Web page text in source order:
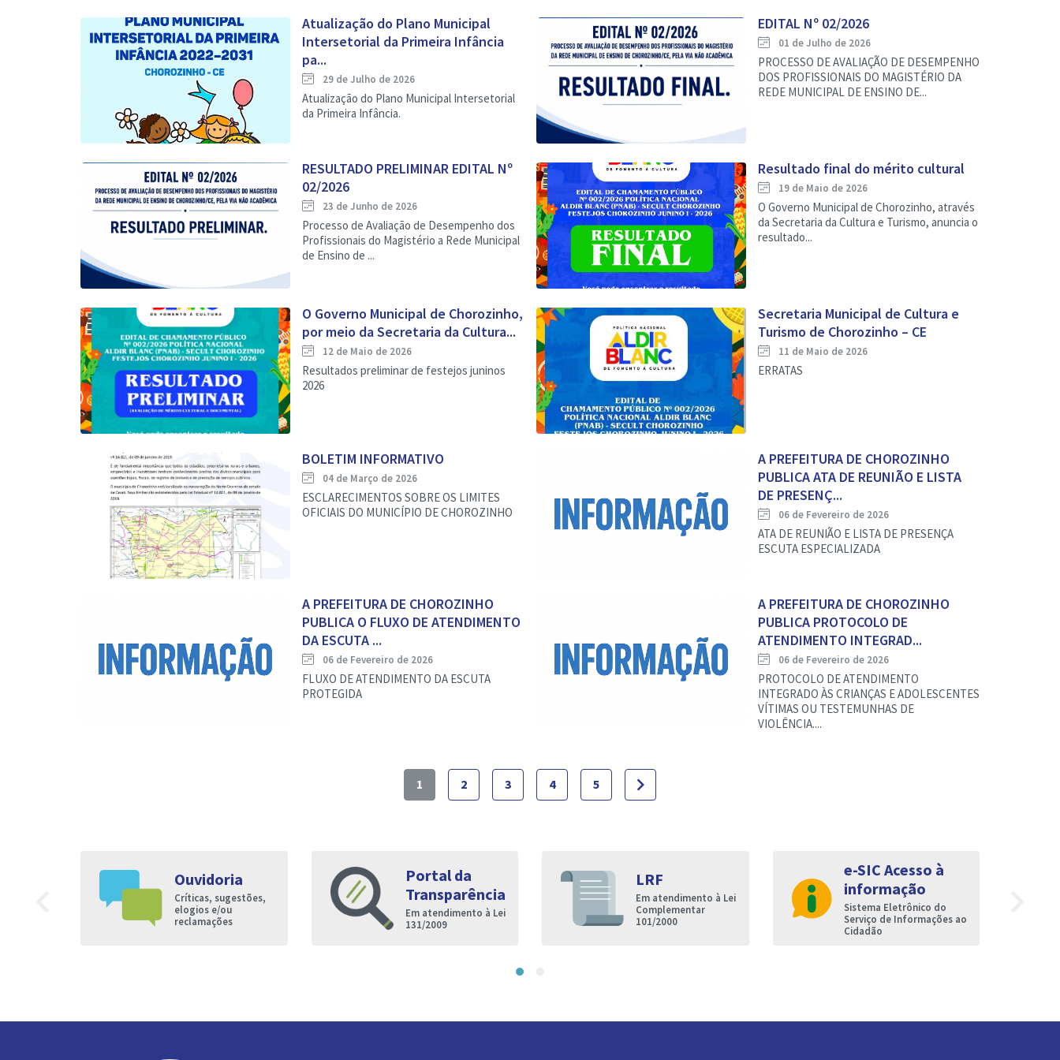
Atualização do Plano Municipal
Intersetorial da Primeira Infância
pa...
29 de Julho de 2026
Atualização do Plano Municipal Intersetorial
da Primeira Infância.
EDITAL Nº 02/2026
01 de Julho de 2026
PROCESSO DE AVALIAÇÃO DE DESEMPENHO
DOS PROFISSIONAIS DO MAGISTÉRIO DA
REDE MUNICIPAL DE ENSINO DE...
RESULTADO PRELIMINAR EDITAL Nº
02/2026
23 de Junho de 2026
Processo de Avaliação de Desempenho dos
Profissionais do Magistério a Rede Municipal
de Ensino de ...
Resultado final do mérito cultural
19 de Maio de 2026
O Governo Municipal de Chorozinho, através
da Secretaria da Cultura e Turismo, anuncia o
resultado...
O Governo Municipal de Chorozinho,
por meio da Secretaria da Cultura...
12 de Maio de 2026
Resultados preliminar de festejos juninos
2026
Secretaria Municipal de Cultura e
Turismo de Chorozinho – CE
11 de Maio de 2026
ERRATAS
BOLETIM INFORMATIVO
04 de Março de 2026
ESCLARECIMENTOS SOBRE OS LIMITES
OFICIAIS DO MUNICÍPIO DE CHOROZINHO
A PREFEITURA DE CHOROZINHO
PUBLICA ATA DE REUNIÃO E LISTA
DE PRESENÇ...
06 de Fevereiro de 2026
ATA DE REUNIÃO E LISTA DE PRESENÇA
ESCUTA ESPECIALIZADA
A PREFEITURA DE CHOROZINHO
PUBLICA O FLUXO DE ATENDIMENTO
DA ESCUTA ...
06 de Fevereiro de 2026
FLUXO DE ATENDIMENTO DA ESCUTA
PROTEGIDA
A PREFEITURA DE CHOROZINHO
PUBLICA PROTOCOLO DE
ATENDIMENTO INTEGRAD...
06 de Fevereiro de 2026
PROTOCOLO DE ATENDIMENTO
INTEGRADO ÀS CRIANÇAS E ADOLESCENTES
VÍTIMAS OU TESTEMUNHAS DE
VIOLÊNCIA....
1 2 3 4 5 navigate_next
Ouvidoria
Críticas, sugestões,
elogios e/ou
reclamações
Portal da
Transparência
Em atendimento à Lei
131/2009
LRF
Em atendimento à Lei
Complementar
101/2000
e-SIC Acesso à
informação
Sistema Eletrônico do
Serviço de Informações ao
Cidadão